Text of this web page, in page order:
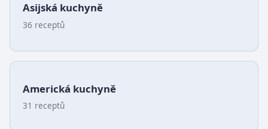
Asijská kuchyně
36 receptů
Americká kuchyně
31 receptů